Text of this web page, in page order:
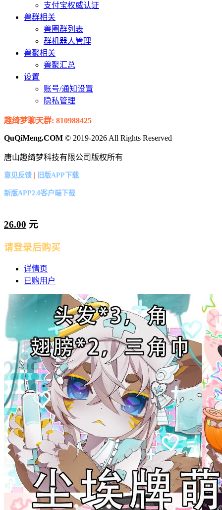
支付宝权威认证
兽群相关
兽圈群列表
群机器人管理
兽聚相关
兽聚汇总
设置
账号/通知设置
隐私管理
趣绮梦聊天群: 810988425
QuQiMeng.COM © 2019-2026 All Rights Reserved
唐山趣绮梦科技有限公司版权所有
意见反馈 | 旧版APP下载
新版APP2.0客户端下载
26.00 元
请登录后购买
详情页
已购用户